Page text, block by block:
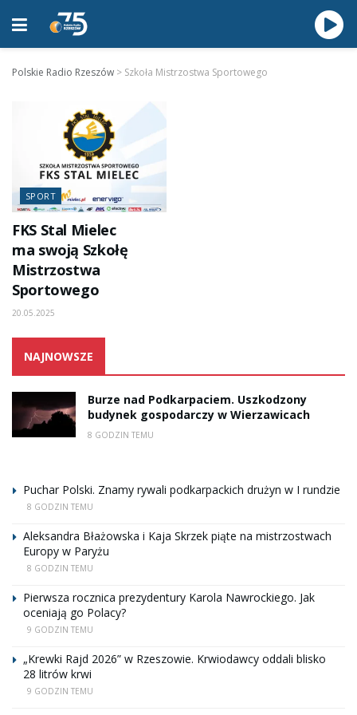
Polskie Radio Rzeszów > Szkoła Mistrzostwa Sportowego
SPORT
FKS Stal Mielec
ma swoją Szkołę
Mistrzostwa
Sportowego
20.05.2025
NAJNOWSZE
Burze nad Podkarpaciem. Uszkodzony
budynek gospodarczy w Wierzawicach
8 GODZIN TEMU
Puchar Polski. Znamy rywali podkarpackich drużyn w I rundzie
8 GODZIN TEMU
Aleksandra Błażowska i Kaja Skrzek piąte na mistrzostwach
Europy w Paryżu
8 GODZIN TEMU
Pierwsza rocznica prezydentury Karola Nawrockiego. Jak
oceniają go Polacy?
9 GODZIN TEMU
„Krewki Rajd 2026” w Rzeszowie. Krwiodawcy oddali blisko
28 litrów krwi
9 GODZIN TEMU